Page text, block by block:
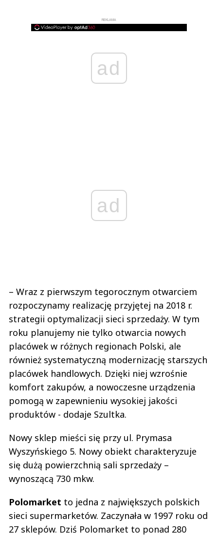
REKLAMA
ad
ad
– Wraz z pierwszym tegorocznym otwarciem
rozpoczynamy realizację przyjętej na 2018 r.
strategii optymalizacji sieci sprzedaży. W tym
roku planujemy nie tylko otwarcia nowych
placówek w różnych regionach Polski, ale
również systematyczną modernizację starszych
placówek handlowych. Dzięki niej wzrośnie
komfort zakupów, a nowoczesne urządzenia
pomogą w zapewnieniu wysokiej jakości
produktów - dodaje Szultka.
Nowy sklep mieści się przy ul. Prymasa
Wyszyńskiego 5. Nowy obiekt charakteryzuje
się dużą powierzchnią sali sprzedaży –
wynoszącą 730 mkw.
Polomarket to jedna z największych polskich
sieci supermarketów. Zaczynała w 1997 roku od
27 sklepów. Dziś Polomarket to ponad 280